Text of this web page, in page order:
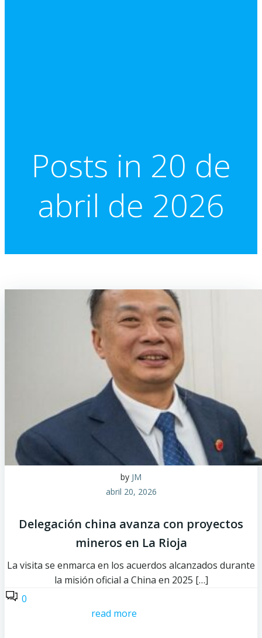
Posts in 20 de
abril de 2026
by JM
abril 20, 2026
Delegación china avanza con proyectos
mineros en La Rioja
La visita se enmarca en los acuerdos alcanzados durante
la misión oficial a China en 2025 […]
0
read more